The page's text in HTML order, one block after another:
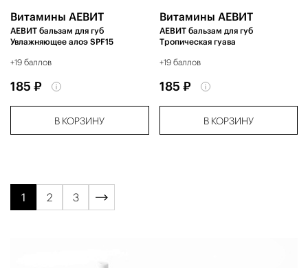
Витамины АЕВИТ
АЕВИТ бальзам для губ
Увлажняющее алоэ SPF15
+19 баллов
185 ₽
В КОРЗИНУ
Витамины АЕВИТ
АЕВИТ бальзам для губ
Тропическая гуава
+19 баллов
185 ₽
В КОРЗИНУ
1 2 3